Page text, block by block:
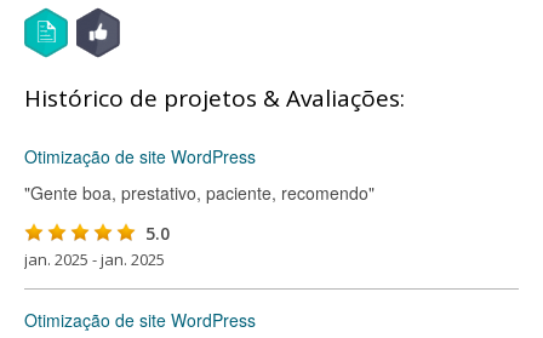
Histórico de projetos & Avaliações:
Otimização de site WordPress
"Gente boa, prestativo, paciente, recomendo"
5.0
jan. 2025 - jan. 2025
Otimização de site WordPress